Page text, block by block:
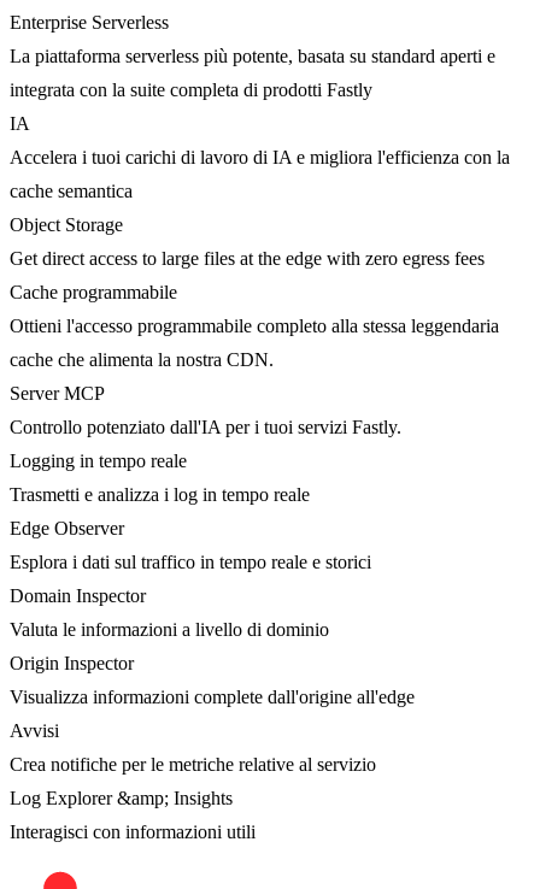
Enterprise Serverless
La piattaforma serverless più potente, basata su standard aperti e
integrata con la suite completa di prodotti Fastly
IA
Accelera i tuoi carichi di lavoro di IA e migliora l'efficienza con la
cache semantica
Object Storage
Get direct access to large files at the edge with zero egress fees
Cache programmabile
Ottieni l'accesso programmabile completo alla stessa leggendaria
cache che alimenta la nostra CDN.
Server MCP
Controllo potenziato dall'IA per i tuoi servizi Fastly.
Logging in tempo reale
Trasmetti e analizza i log in tempo reale
Edge Observer
Esplora i dati sul traffico in tempo reale e storici
Domain Inspector
Valuta le informazioni a livello di dominio
Origin Inspector
Visualizza informazioni complete dall'origine all'edge
Avvisi
Crea notifiche per le metriche relative al servizio
Log Explorer &amp; Insights
Interagisci con informazioni utili